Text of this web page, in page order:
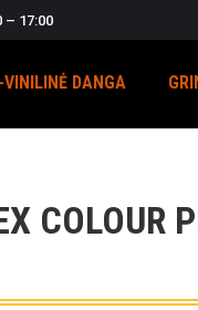
– 17:00
DANGA
COLOUR